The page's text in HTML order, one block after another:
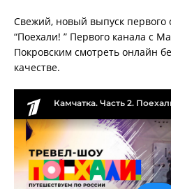
Свежий, новый выпуск первого
“Поехали! ” Первого канала с
Покровским смотреть онлайн
качестве.